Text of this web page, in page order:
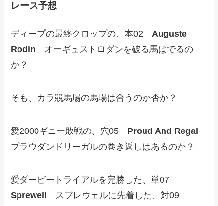
レース予想
ディープの最終クロップの、本02Auguste
Rodin オーギュストロダンを破る馬はでるの
か？
そも、カラ競馬場の馬場は合うのか否か？
愛2000ギニー敗戦の、穴05 Proud And Regal
プラウダンドリーガルの巻き返しはあるのか？
愛ダービートライアルを完勝した、単07
Sprewell スプレウェルに先着した、対09